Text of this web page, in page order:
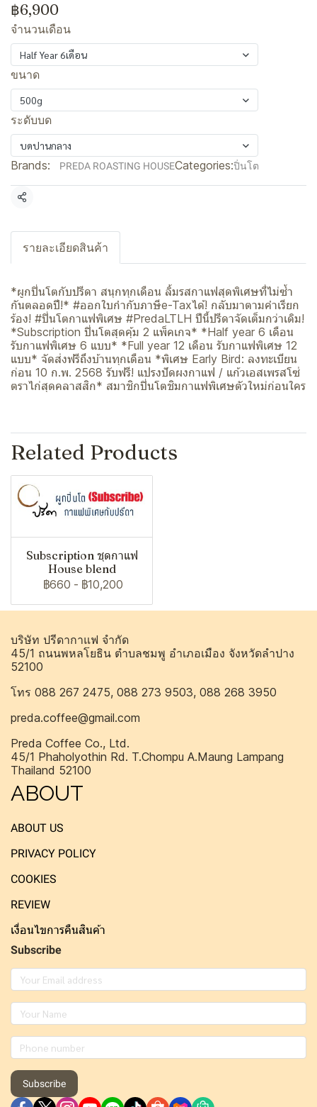
฿6,900
จำนวนเดือน
Half Year 6เดือน
ขนาด
500g
ระดับบด
บดปานกลาง
Brands: PREDA ROASTING HOUSECategories:ปิ่นโต
Share
รายละเอียดสินค้า
*ผูกปิ่นโตกับปรีดา สนุกทุกเดือน ลิ้มรสกาแฟสุดพิเศษที่ไม่ซ้ำ
กันตลอดปี!* #ออกใบกำกับภาษีe-Taxได้! กลับมาตามคำเรียก
ร้อง! #ปิ่นโตกาแฟพิเศษ #PredaLTLH ปีนี้ปรีดาจัดเต็มกว่าเดิม!
*Subscription ปิ่นโตสุดคุ้ม 2 แพ็คเกจ* *Half year 6 เดือน
รับกาแฟพิเศษ 6 แบบ* *Full year 12 เดือน รับกาแฟพิเศษ 12
แบบ* จัดส่งฟรีถึงบ้านทุกเดือน *พิเศษ Early Bird: ลงทะเบียน
ก่อน 10 ก.พ. 2568 รับฟรี! แปรงปัดผงกาแฟ / แก้วเอสเพรสโซ่
ตราไก่สุดคลาสสิก* สมาชิกปิ่นโตชิมกาแฟพิเศษตัวใหม่ก่อนใคร
Related Products
Subscription ชุดกาแฟ
House blend
฿660 - ฿10,200
บริษัท ปรีดากาแฟ จำกัด
45/1 ถนนพหลโยธิน ตำบลชมพู อำเภอเมือง จังหวัดลำปาง
52100
โทร 088 267 2475, 088 273 9503, 088 268 3950
preda.coffee@gmail.com
Preda Coffee Co., Ltd.
45/1 Phaholyothin Rd. T.Chompu A.Maung Lampang
Thailand 52100
ABOUT
ABOUT US
PRIVACY POLICY
COOKIES
REVIEW
เงื่อนไขการคืนสินค้า
Subscribe
Subscribe